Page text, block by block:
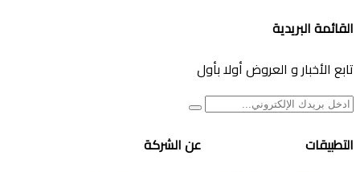
القائمة البريدية
تابع الأخبار و العروض أولا بأول
التطبيقات
عن الشركة